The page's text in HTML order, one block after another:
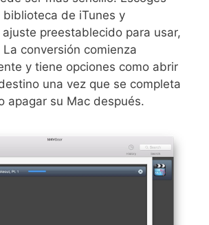
de iTunes y
preestablecido para usar,
conversión comienza
y tiene opciones como abrir
una vez que se completa
apagar su Mac después.